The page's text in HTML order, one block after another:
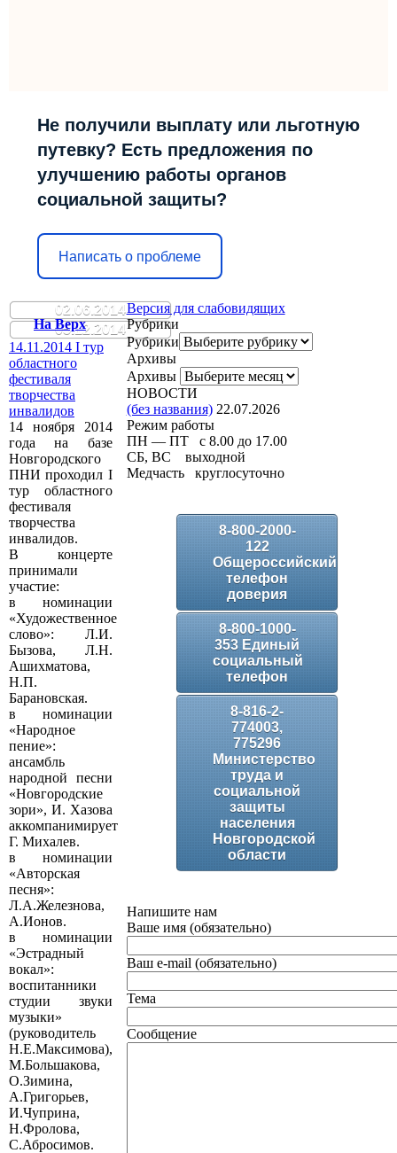
Не получили выплату или льготную
путевку? Есть предложения по
улучшению работы органов
социальной защиты?
Написать о проблеме
02.06.2014
05.12.2014
14.11.2014 I тур
областного
фестиваля
творчества
инвалидов
14 ноября 2014
года на базе
Новгородского
ПНИ проходил I
тур областного
фестиваля
творчества
инвалидов.
В концерте
принимали
участие:
в номинации
«Художественное
слово»: Л.И.
Бызова, Л.Н.
Ашихматова,
Н.П.
Барановская.
в номинации
«Народное
пение»:
ансамбль
народной песни
«Новгородские
зори», И. Хазова
аккомпанимирует
Г. Михалев.
в номинации
«Авторская
песня»:
Л.А.Железнова,
А.Ионов.
в номинации
«Эстрадный
вокал»:
воспитанники
студии звуки
музыки»
(руководитель
Н.Е.Максимова),
М.Большакова,
О.Зимина,
А.Григорьев,
И.Чуприна,
Н.Фролова,
С.Абросимов.
Версия для слабовидящих
Рубрики
Рубрики
Архивы
Архивы
НОВОСТИ
(без названия) 22.07.2026
Режим работы
ПН — ПТ с 8.00 до 17.00
СБ, ВС выходной
Медчасть круглосуточно
8-800-2000-
122
Общероссийский
телефон
доверия
8-800-1000-
353 Единый
социальный
телефон
8-816-2-
774003,
775296
Министерство
труда и
социальной
защиты
населения
Новгородской
области
Напишите нам
Ваше имя (обязательно)
Ваш e-mail (обязательно)
Тема
Сообщение
На Верх